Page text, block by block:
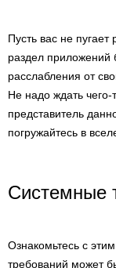
Пусть вас не пугает
раздел приложений
расслабления от
Не надо ждать
представитель
погружайтесь в
Системные
Ознакомьтесь с
требований может